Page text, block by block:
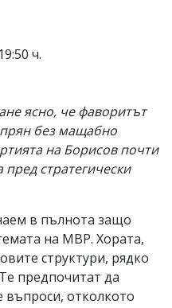
ч.
ясно, че фаворитът
без мащабно
на Борисов почти
стратегически
в пълнота защо
на МВР. Хората,
структури, рядко
предпочитат да
въпроси, отколкото